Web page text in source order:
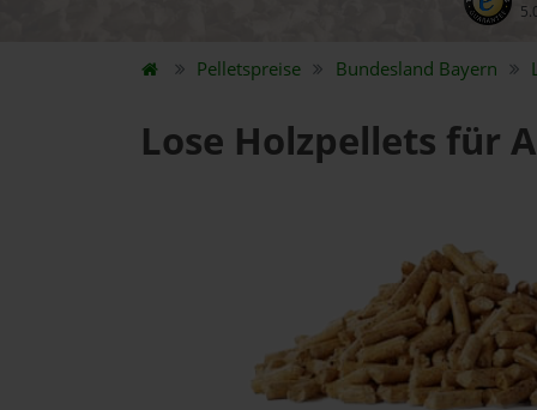
Pelletspreise Bundesland Bayern
Lose Holzpellets für